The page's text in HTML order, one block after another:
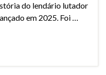
do lendário lutador
em 2025. Foi …